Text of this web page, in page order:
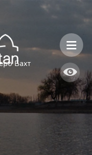
по Узбекистану
Бахт